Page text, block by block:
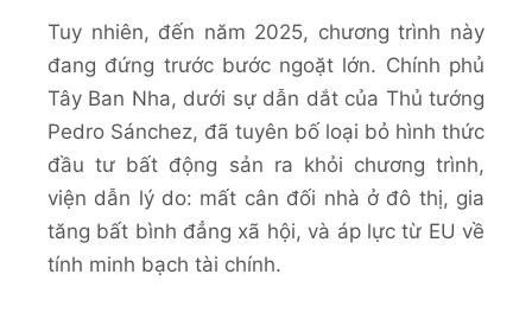
Tuy nhiên, đến năm 2025, chương trình này
đang đứng trước bước ngoặt lớn. Chính phủ
Tây Ban Nha, dưới sự dẫn dắt của Thủ tướng
Pedro Sánchez, đã tuyên bố loại bỏ hình thức
đầu tư bất động sản ra khỏi chương trình,
viện dẫn lý do: mất cân đối nhà ở đô thị, gia
tăng bất bình đẳng xã hội, và áp lực từ EU về
tính minh bạch tài chính.